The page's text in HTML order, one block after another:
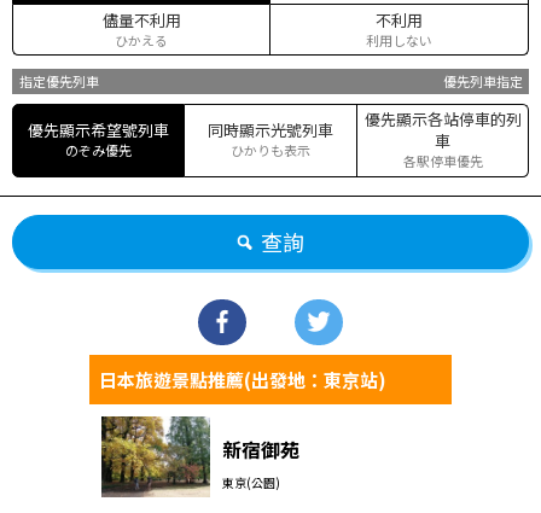
儘量不利用
ひかえる
不利用
利用しない
指定優先列車 優先列車指定
優先顯示希望號列車
のぞみ優先
同時顯示光號列車
ひかりも表示
優先顯示各站停車的列
車
各駅停車優先
查詢
日本旅遊景點推薦(出發地：東京站)
新宿御苑
東京(公園)